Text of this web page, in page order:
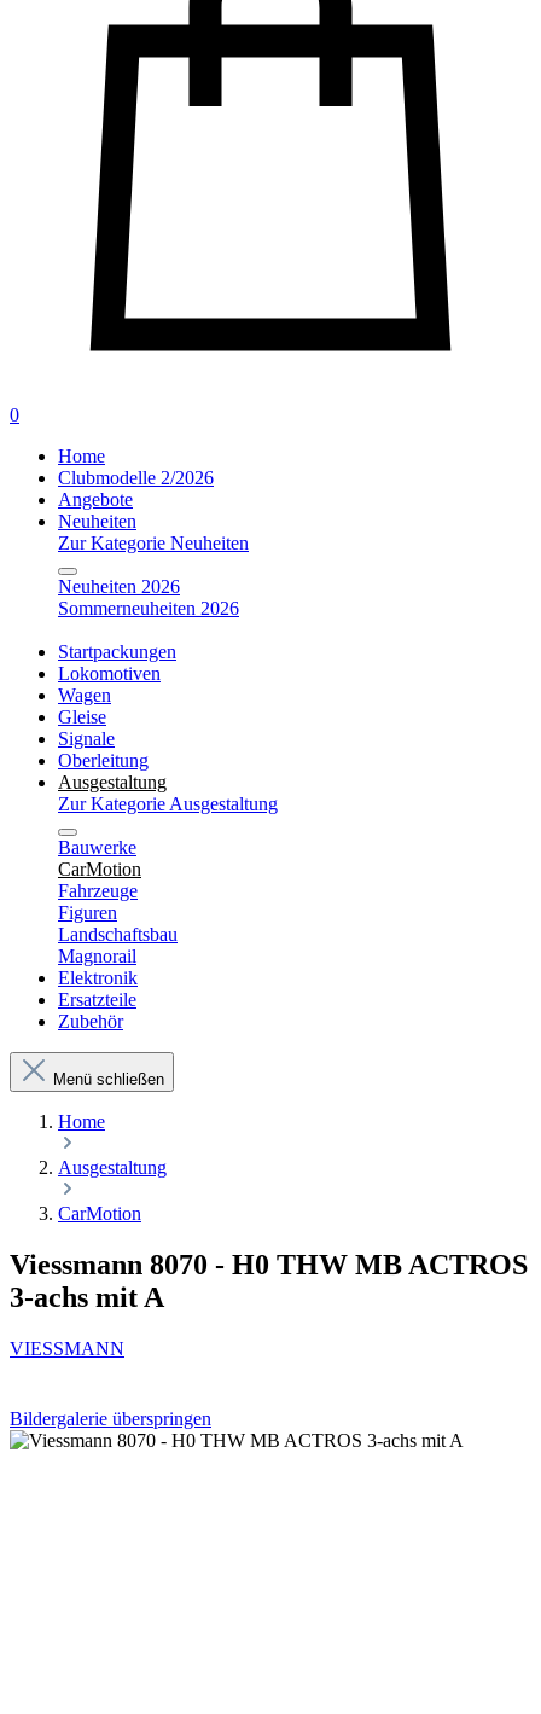
0
Home
Clubmodelle 2/2026
Angebote
Neuheiten
Zur Kategorie Neuheiten
Neuheiten 2026
Sommerneuheiten 2026
Startpackungen
Lokomotiven
Wagen
Gleise
Signale
Oberleitung
Ausgestaltung
Zur Kategorie Ausgestaltung
Bauwerke
CarMotion
Fahrzeuge
Figuren
Landschaftsbau
Magnorail
Elektronik
Ersatzteile
Zubehör
Menü schließen
Home
Ausgestaltung
CarMotion
Viessmann 8070 - H0 THW MB ACTROS
3-achs mit A
VIESSMANN
Bildergalerie überspringen